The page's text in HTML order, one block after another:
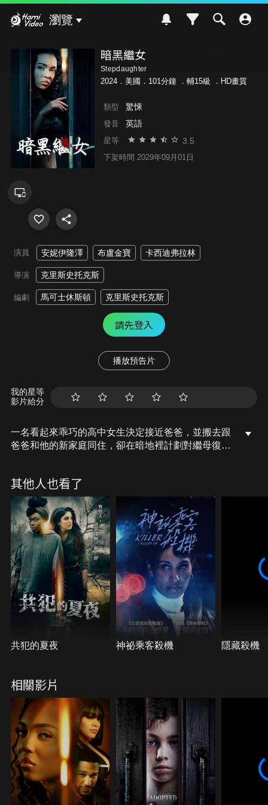
瀏覽
暗黑繼女
Stepdaughter
2024．美國．101分鐘 ． 輔15級 ．HD畫質
類型 驚悚
發音 英語
星等 3.5
下架時間 2029年09月01日
演員 安妮伊隆澤 布盧金寶 卡西迪弗拉林
導演 克里斯史托克斯
編劇 馬可士休斯頓 克里斯史托克斯
請先登入
播放預告片
我的星等
影片給分
一名看起來乖巧的高中女生決定接近爸爸，並搬去跟
爸爸和他的新家庭同住，卻在暗地裡計劃對繼母復
其他人也看了
共犯的夏夜 神祕乘客殺機 隱藏殺機
相關影片